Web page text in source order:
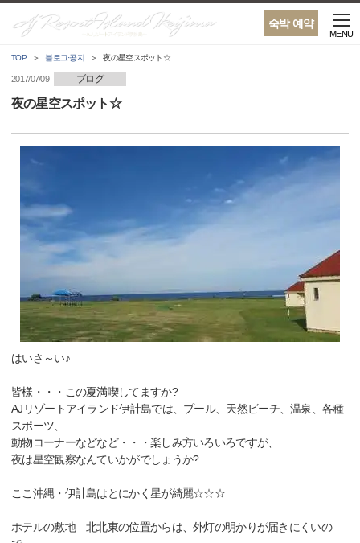
숙박 예약
MENU
TOP 블로그·공지 夜の星空スポット☆
2017/07/09 ブログ
夜の星空スポット☆
はいさ～い♪
皆様・・・この夏満喫してますか?
AJリゾートアイランド伊計島では、プール、天然ビーチ、温泉、各種
スポーツ、
動物コーナーなどなど・・・楽しみ方いろいろですが、
夜は星空観察なんていかがでしょうか?
ここ沖縄・伊計島はとにかく星が綺麗☆☆☆
ホテルの敷地 北北東の位置からは、外灯の明かりが届きにくいの